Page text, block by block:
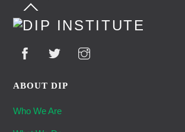
Back
Top
ABOUT DIP
Who We Are